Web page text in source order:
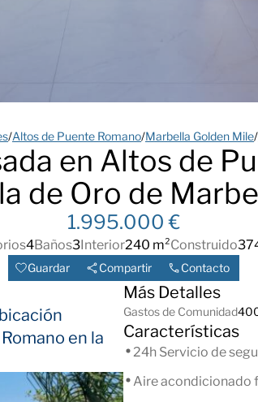
/Altos de Puente Romano/Marbella Golden Mile/
en Altos de
de Oro de
1.995.000 €
4Baños3Interior240 m²Construido
Guardar Compartir Contacto
en la
Más Detalles
Gastos de Comunidad
Características
24h Servicio de
Aire acondicionado